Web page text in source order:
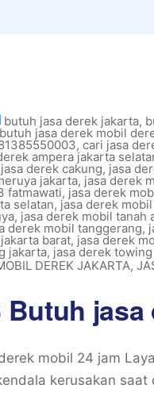
butuh jasa derek jakarta,
butuh jasa derek mobil
, cari jasa
ampera jakarta
jasa derek cakung, jasa
jakarta, jasa derek
fatmawati, jasa derek
selatan, jasa derek
, jasa derek mobil tanah
derek mobil tanggerang,
barat, jasa derek
jakarta, jasa derek
DEREK JAKARTA,
Butuh
mobil 24 jam
kerusakan saat